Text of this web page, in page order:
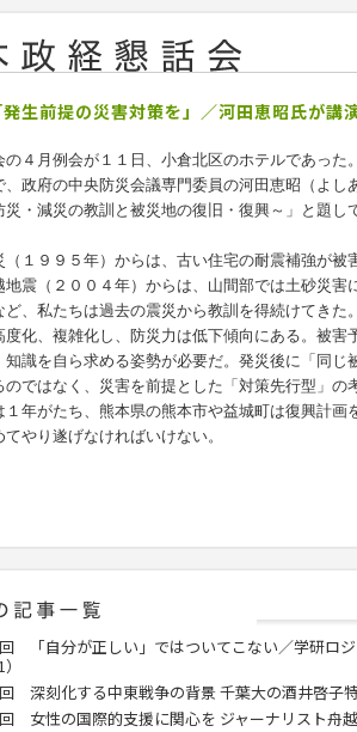
生前提の災害対策を」／河田恵昭氏が講
の４月例会が１１日、小倉北区のホテルであった
、政府の中央防災会議専門委員の河田恵昭（よし
災・減災の教訓と被災地の復旧・復興～」と題し
１９９５年）からは、古い住宅の耐震補強が被
地震（２００４年）からは、山間部では土砂災害
ど、私たちは過去の震災から教訓を得続けてきた
化、複雑化し、防災力は低下傾向にある。被害
知識を自ら求める姿勢が必要だ。発災後に「同じ
のではなく、災害を前提とした「対策先行型」の
年がたち、熊本県の熊本市や益城町は復興計画
やり遂げなければいけない。
「自分が正しい」ではついてこない／学研ロ
深刻化する中東戦争の背景 千葉大の酒井啓子
女性の国際的支援に関心を ジャーナリスト舟